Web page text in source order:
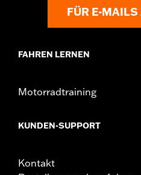
FÜR E-
FAHREN LERNEN
Motorradtraining
KUNDEN-SUPPORT
Kontakt